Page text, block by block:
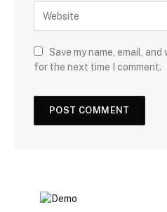
Save my name, email,
for the next time I comment.